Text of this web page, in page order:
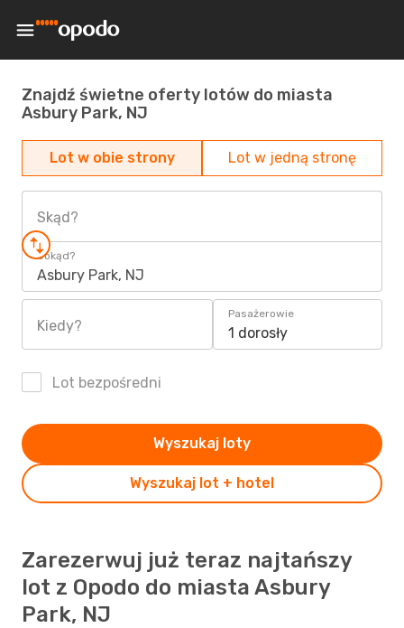
Znajdź świetne oferty lotów do miasta
Asbury Park, NJ
Lot w obie strony Lot w jedną stronę
Skąd?
Dokąd?
Asbury Park, NJ
Kiedy?
Pasażerowie
1 dorosły
Lot bezpośredni
Wyszukaj lot + hotel
Wyszukaj loty
Zarezerwuj już teraz najtańszy
lot z Opodo do miasta Asbury
Park, NJ